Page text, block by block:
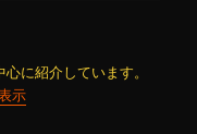
に紹介しています。
示